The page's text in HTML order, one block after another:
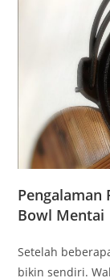
Pengalaman
Bowl Mentai
Setelah
bikin sendiri.